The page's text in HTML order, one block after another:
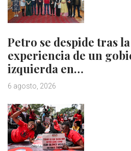
Petro se despide tras
experiencia de un
izquierda en…
6 agosto, 2026